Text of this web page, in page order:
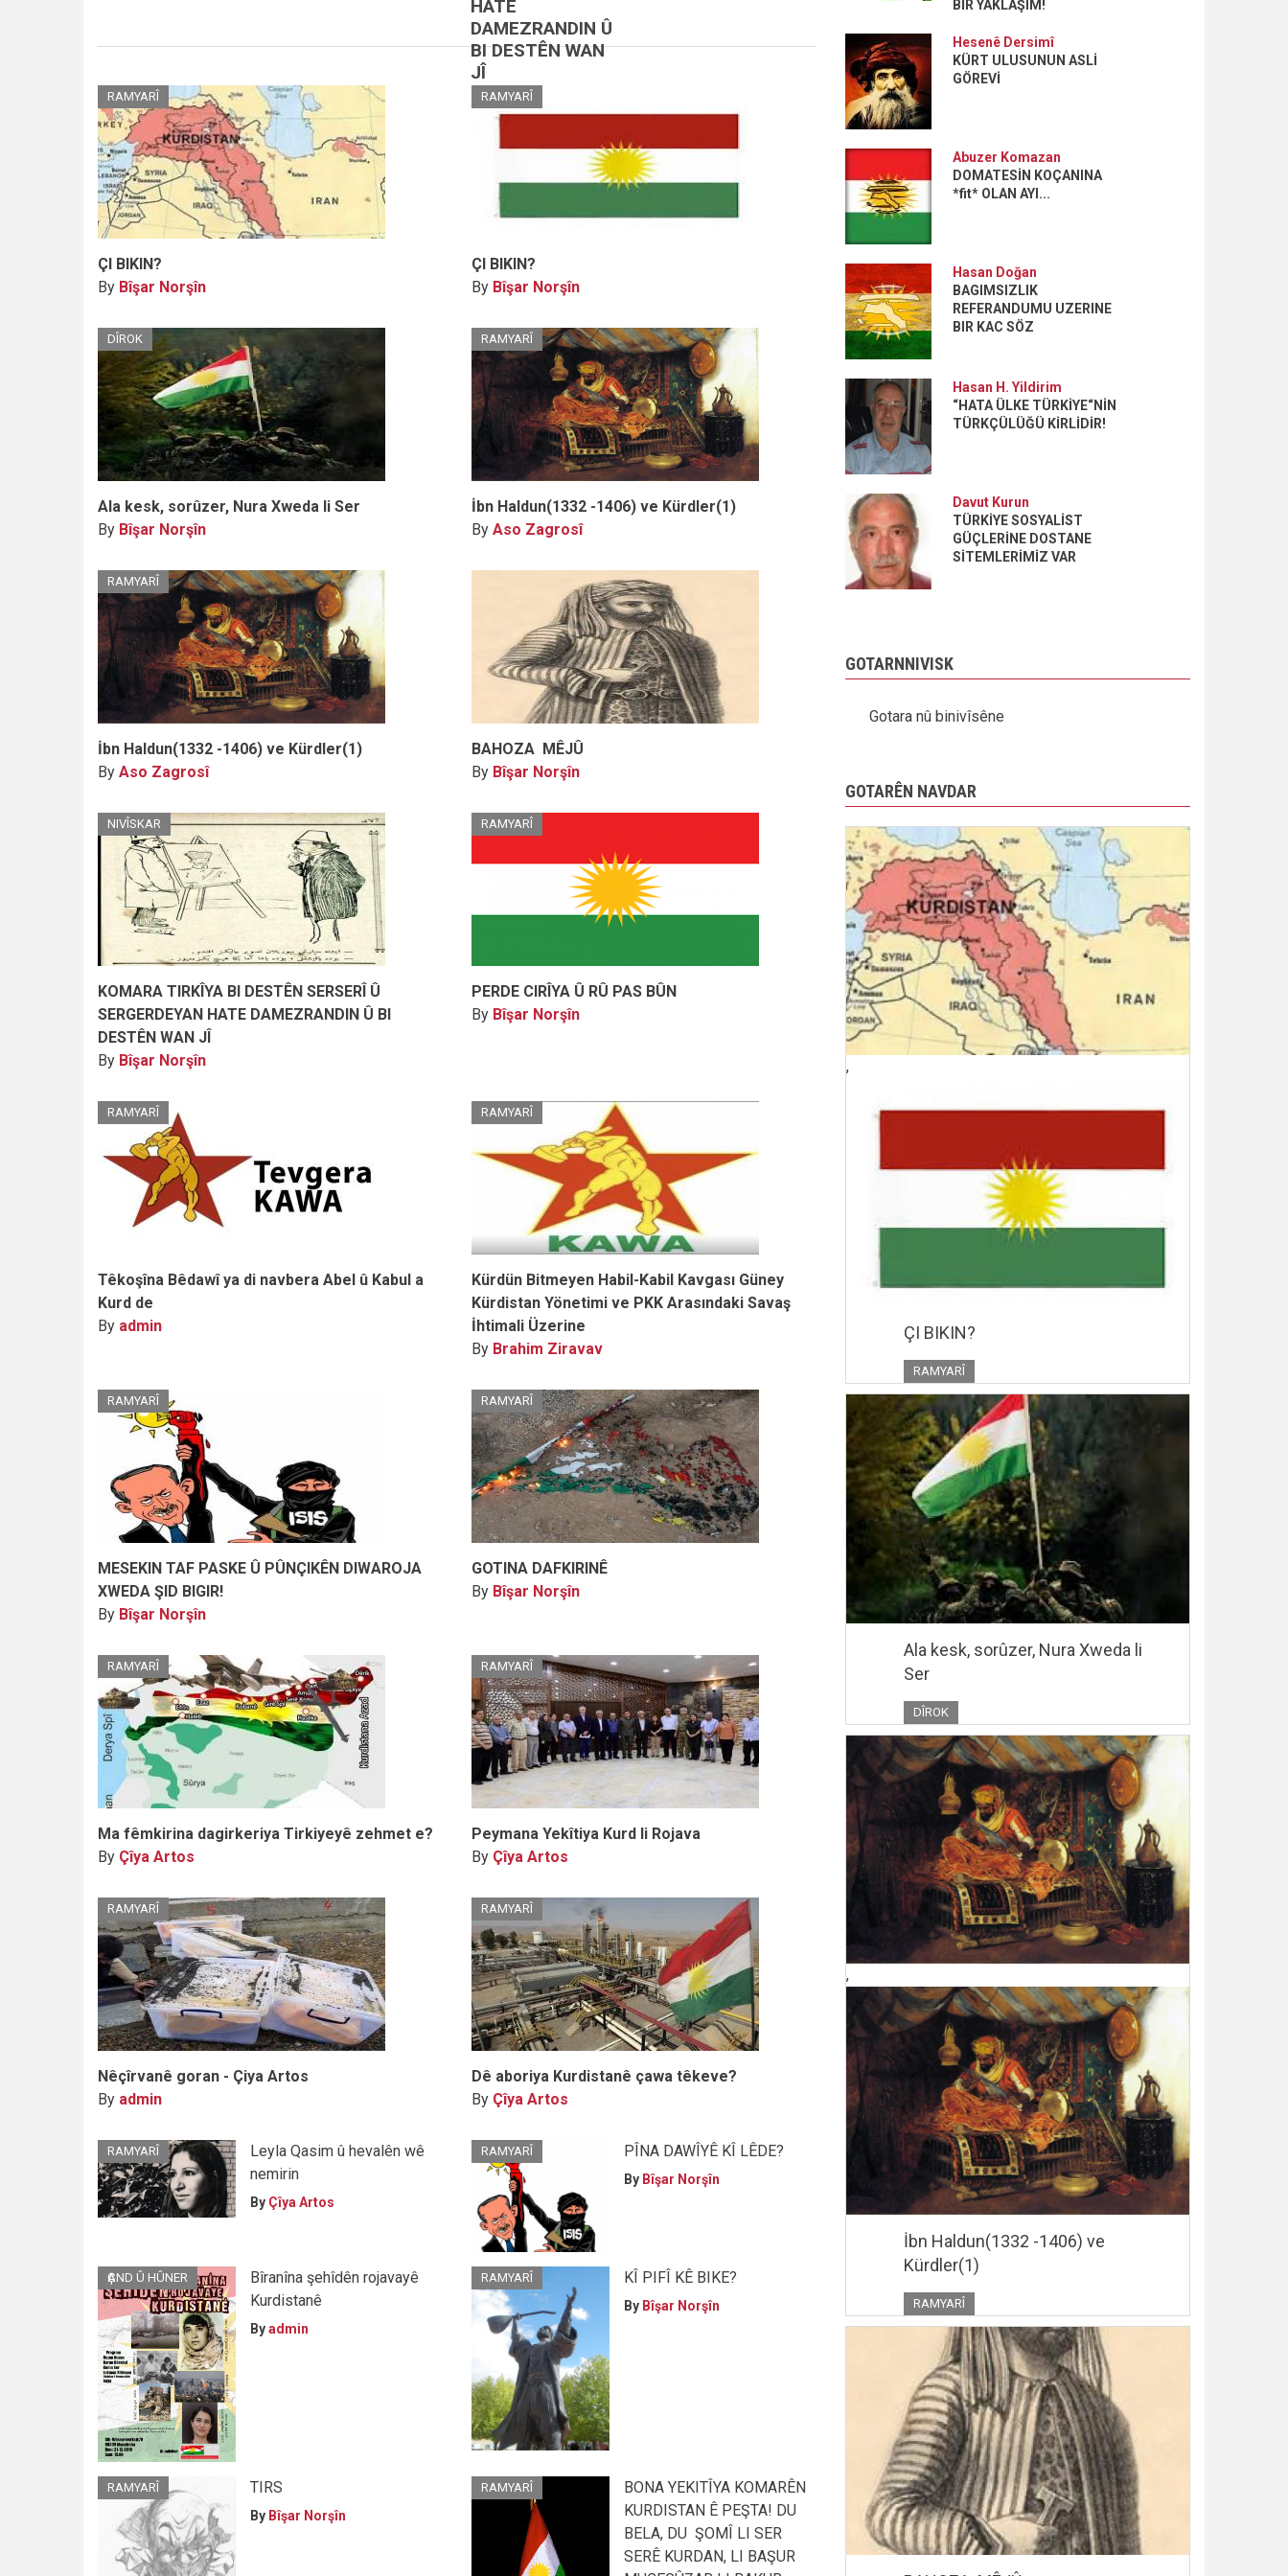
HATE
DAMEZRANDIN Û
BI DESTÊN WAN
JÎ
RAMYARÎ
ÇI BIKIN?
By Bîşar Norşîn
RAMYARÎ
ÇI BIKIN?
By Bîşar Norşîn
DÎROK
Ala kesk, sorûzer, Nura Xweda li Ser
By Bîşar Norşîn
RAMYARÎ
İbn Haldun(1332 -1406) ve Kürdler(1)
By Aso Zagrosî
RAMYARÎ
İbn Haldun(1332 -1406) ve Kürdler(1)
By Aso Zagrosî
BAHOZA MÊJÛ
By Bîşar Norşîn
NIVÎSKAR
KOMARA TIRKÎYA BI DESTÊN SERSERÎ Û
SERGERDEYAN HATE DAMEZRANDIN Û BI
DESTÊN WAN JÎ
By Bîşar Norşîn
RAMYARÎ
PERDE CIRÎYA Û RÛ PAS BÛN
By Bîşar Norşîn
RAMYARÎ
Têkoşîna Bêdawî ya di navbera Abel û Kabul a
Kurd de
By admin
RAMYARÎ
Kürdün Bitmeyen Habil-Kabil Kavgası Güney
Kürdistan Yönetimi ve PKK Arasındaki Savaş
İhtimali Üzerine
By Brahim Ziravav
RAMYARÎ
MESEKIN TAF PASKE Û PÛNÇIKÊN DIWAROJA
XWEDA ŞID BIGIR!
By Bîşar Norşîn
RAMYARÎ
GOTINA DAFKIRINÊ
By Bîşar Norşîn
RAMYARÎ
Ma fêmkirina dagirkeriya Tirkiyeyê zehmet e?
By Çîya Artos
RAMYARÎ
Peymana Yekîtiya Kurd li Rojava
By Çîya Artos
RAMYARÎ
Nêçîrvanê goran - Çiya Artos
By admin
RAMYARÎ
Dê aboriya Kurdistanê çawa têkeve?
By Çîya Artos
RAMYARÎ
Leyla Qasim û hevalên wê
nemirin
By Çîya Artos
RAMYARÎ PÎNA DAWÎYÊ KÎ LÊDE?
By Bîşar Norşîn
ҪAND Û HÛNER
Bîranîna şehîdên rojavayê
Kurdistanê
Byadmin
RAMYARÎ KÎ PIFÎ KÊ BIKE?
By Bîşar Norşîn
RAMYARÎ TIRS
By Bîşar Norşîn
RAMYARÎ
BONA YEKITÎYA KOMARÊN
KURDISTAN Ê PEŞTA! DU
BELA, DU ŞOMÎ LI SER
SERÊ KURDAN, LI BAŞUR
BİR YAKLAŞIM!
Hesenê Dersimî
KÜRT ULUSUNUN ASLİ
GÖREVİ
Abuzer Komazan
DOMATESİN KOÇANINA
*fit* OLAN AYI...
Hasan Doğan
BAGIMSIZLIK
REFERANDUMU UZERINE
BIR KAC SÖZ
Hasan H. Yildirim
“HATA ÜLKE TÜRKİYE“NİN
TÜRKÇÜLÜĞÜ KİRLİDİR!
Davut Kurun
TÜRKİYE SOSYALİST
GÜÇLERİNE DOSTANE
SİTEMLERİMİZ VAR
GOTARNNIVISK
Gotara nû binivîsêne
GOTARÊN NAVDAR
,
ÇI BIKIN?
RAMYARÎ
Ala kesk, sorûzer, Nura Xweda li
Ser
DÎROK
,
İbn Haldun(1332 -1406) ve
Kürdler(1)
RAMYARÎ